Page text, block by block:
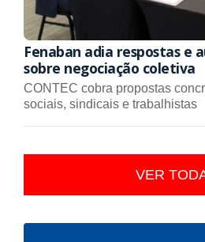
Fenaban adia respostas e
sobre negociação coletiva
CONTEC cobra propostas
sociais, sindicais e trabalhistas
VER